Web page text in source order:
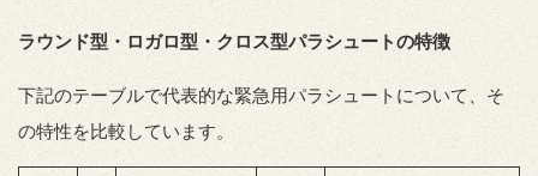
ラウンド型・ロガロ型・クロス型パラシュートの特徴
下記のテーブルで代表的な緊急用パラシュートについて、そ
の特性を比較しています。